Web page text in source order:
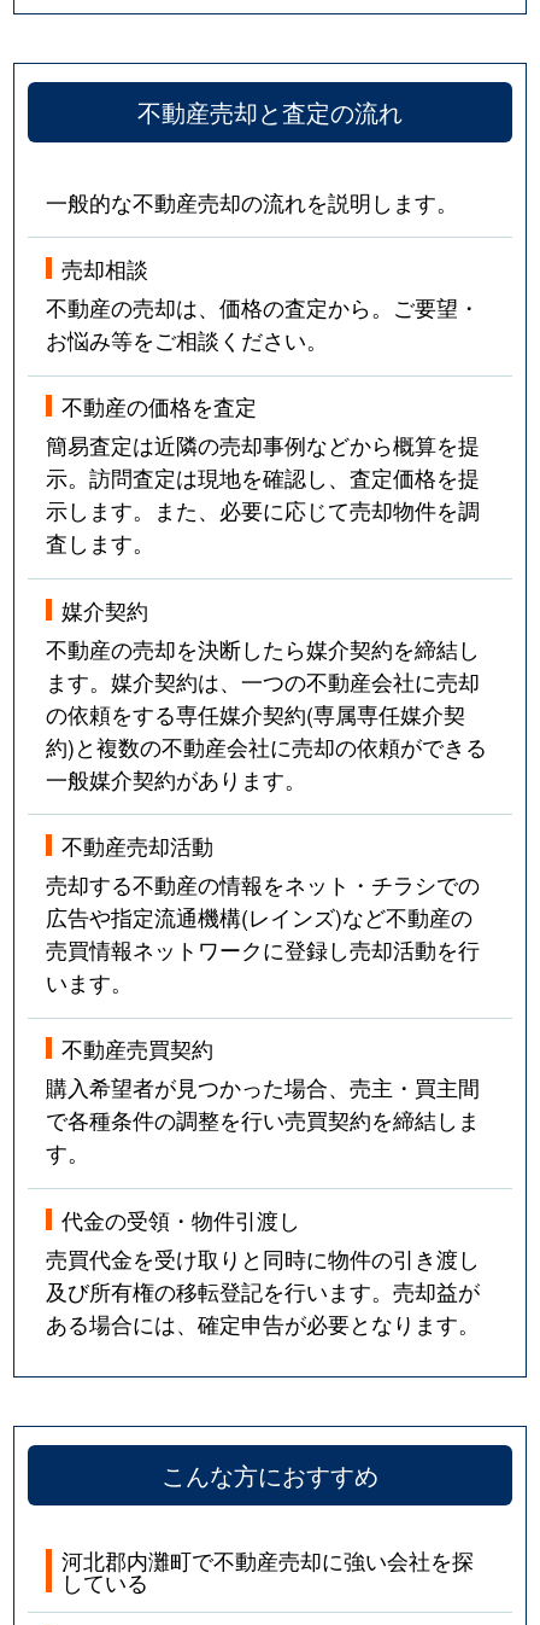
不動産売却と査定の流れ
一般的な不動産売却の流れを説明します。
売却相談
不動産の売却は、価格の査定から。ご要望・
お悩み等をご相談ください。
不動産の価格を査定
簡易査定は近隣の売却事例などから概算を提
示。訪問査定は現地を確認し、査定価格を提
示します。また、必要に応じて売却物件を調
査します。
媒介契約
不動産の売却を決断したら媒介契約を締結し
ます。媒介契約は、一つの不動産会社に売却
の依頼をする専任媒介契約(専属専任媒介契
約)と複数の不動産会社に売却の依頼ができる
一般媒介契約があります。
不動産売却活動
売却する不動産の情報をネット・チラシでの
広告や指定流通機構(レインズ)など不動産の
売買情報ネットワークに登録し売却活動を行
います。
不動産売買契約
購入希望者が見つかった場合、売主・買主間
で各種条件の調整を行い売買契約を締結しま
す。
代金の受領・物件引渡し
売買代金を受け取りと同時に物件の引き渡し
及び所有権の移転登記を行います。売却益が
ある場合には、確定申告が必要となります。
こんな方におすすめ
河北郡内灘町で不動産売却に強い会社を探
している